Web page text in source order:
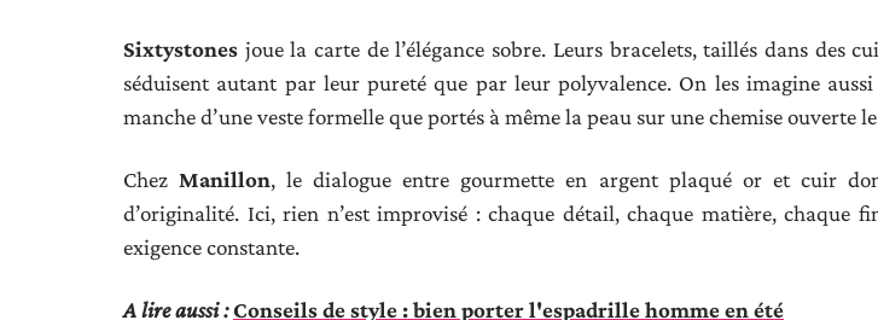
Sixtystones joue la carte de l’élégance sobre. Leurs bracelets, taillés dans des
séduisent autant par leur pureté que par leur polyvalence. On les imagine aussi
manche d’une veste formelle que portés à même la peau sur une chemise ouverte
ChezManillon, le dialogue entre gourmette en argent plaqué or et cuir
d’originalité. Ici, rien n’est improvisé : chaque détail, chaque matière, chaque
exigence constante.
A lire aussi :Conseils de style : bien porter l'espadrille homme en été